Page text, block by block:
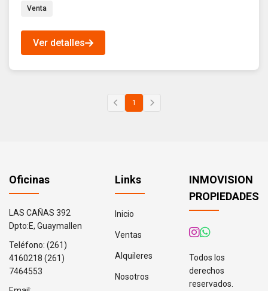
Venta
Ver detalles
1
Oficinas
LAS CAÑAS 392
Dpto:E, Guaymallen
Teléfono: (261)
4160218 (261)
7464553
Links
Inicio
Ventas
Alquileres
Nosotros
INMOVISION
PROPIEDADES
Todos los
derechos
reservados.